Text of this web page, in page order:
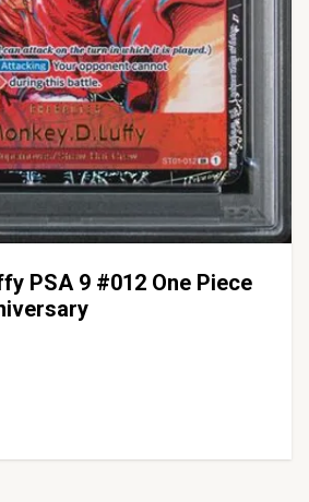
PSA 9 #012 One Piece